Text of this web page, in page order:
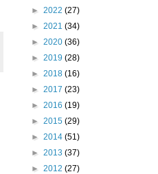
► 2022 (27)
► 2021 (34)
► 2020 (36)
► 2019 (28)
► 2018 (16)
► 2017 (23)
► 2016 (19)
► 2015 (29)
► 2014 (51)
► 2013 (37)
► 2012 (27)